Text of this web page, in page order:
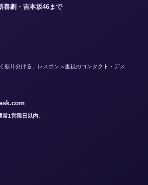
喜劇・吉本坂46まで
振り分ける、レスポンス重視のコンタクト・デス
1営業日以内。